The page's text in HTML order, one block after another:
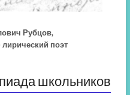
Рубцов,
лирический поэт
школьников